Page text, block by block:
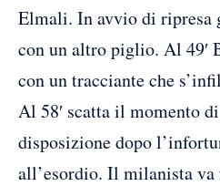
Elmali. In avvio di
con un altro piglio. Al 49′
con un tracciante che
Al 58′ scatta il momento
disposizione dopo
all’esordio. Il milanista